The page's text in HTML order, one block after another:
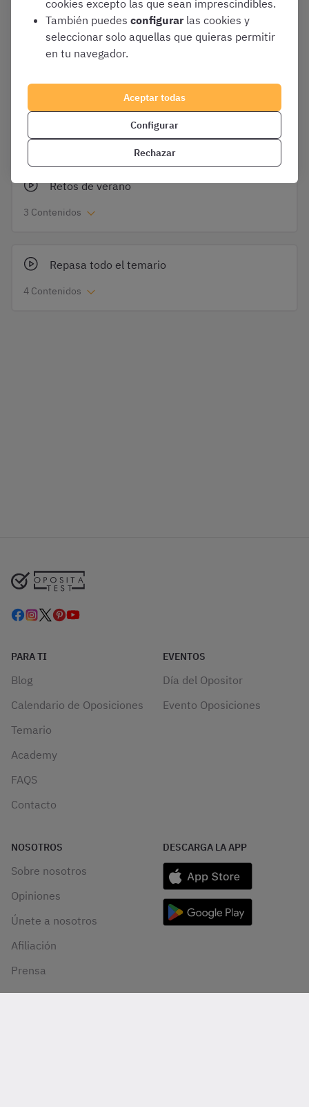
Informática básica y ofimática
13 Contenidos
Supuestos Prácticos
3 Contenidos
Retos de verano
3 Contenidos
Repasa todo el temario
4 Contenidos
cookies excepto las que sean imprescindibles.
También puedes configurar las cookies y
seleccionar solo aquellas que quieras permitir
en tu navegador.
Aceptar todas
Configurar
Rechazar